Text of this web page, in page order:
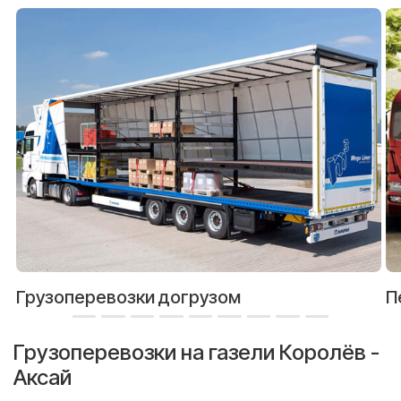
Грузоперевозки догрузом
Грузоперевозки на газели Королёв -
Аксай